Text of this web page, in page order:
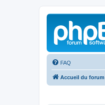
FAQ
Accueil du forum